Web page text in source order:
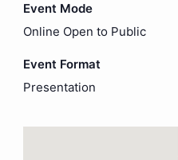
Event Mode
Online Open to Public
Event Format
Presentation